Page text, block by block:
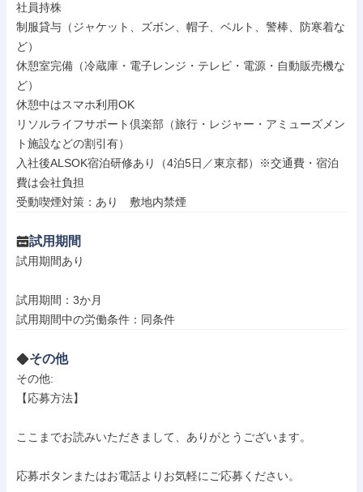
社員持株
制服貸与（ジャケット、ズボン、帽子、ベルト、警棒、防寒着な
ど）
休憩室完備（冷蔵庫・電子レンジ・テレビ・電源・自動販売機な
ど）
休憩中はスマホ利用OK
リソルライフサポート倶楽部（旅行・レジャー・アミューズメン
ト施設などの割引有）
入社後ALSOK宿泊研修あり（4泊5日／東京都）※交通費・宿泊
費は会社負担
受動喫煙対策：あり　敷地内禁煙
試用期間
試用期間あり
試用期間：3か月
試用期間中の労働条件：同条件
その他
その他:
【応募方法】
ここまでお読みいただきまして、ありがとうございます。
応募ボタンまたはお電話よりお気軽にご応募ください。